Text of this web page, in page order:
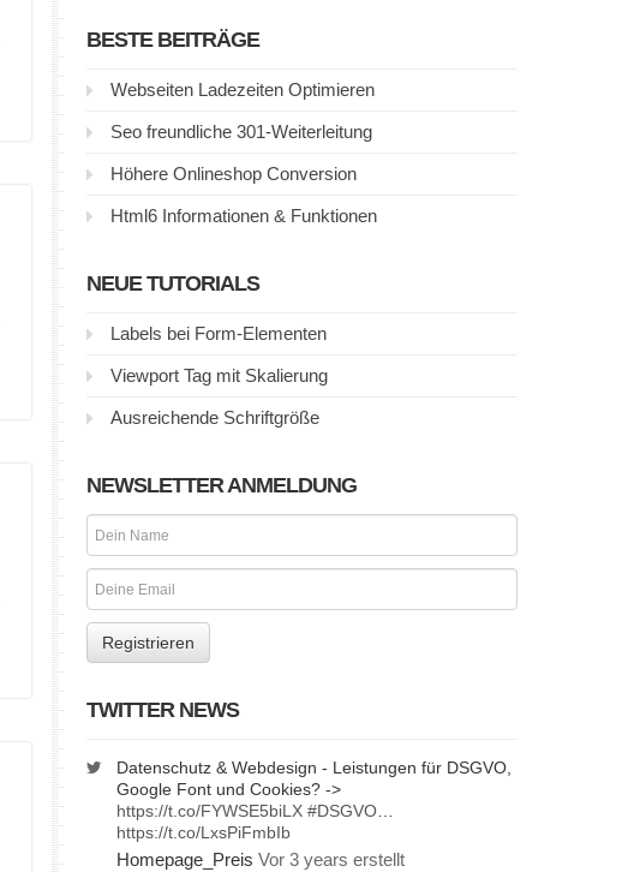
BESTE BEITRÄGE
Webseiten Ladezeiten Optimieren
Seo freundliche 301-Weiterleitung
Höhere Onlineshop Conversion
Html6 Informationen & Funktionen
NEUE TUTORIALS
Labels bei Form-Elementen
Viewport Tag mit Skalierung
Ausreichende Schriftgröße
NEWSLETTER ANMELDUNG
TWITTER NEWS
Datenschutz & Webdesign - Leistungen für DSGVO,
Google Font und Cookies? ->
https://t.co/FYWSE5biLX #DSGVO…
https://t.co/LxsPiFmbIb
Homepage_Preis Vor 3 years erstellt